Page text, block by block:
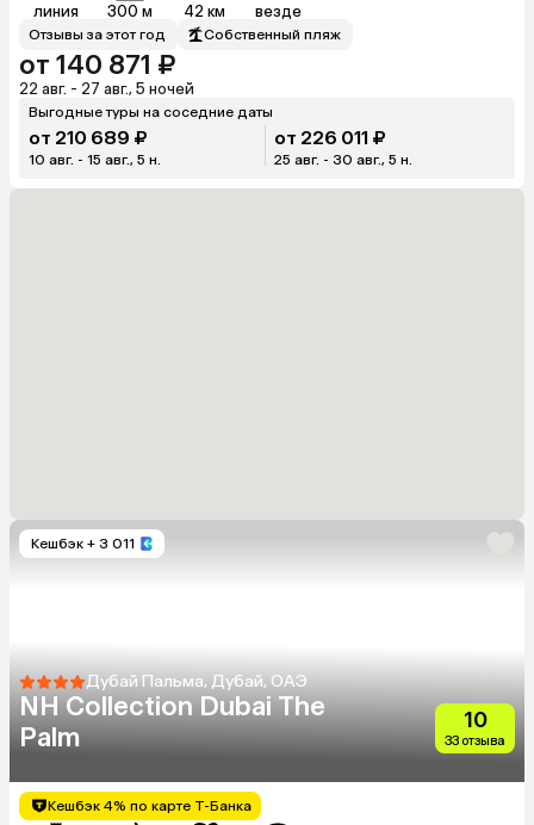
линия 300 м 42 км везде
Отзывы за этот год Собственный пляж
от 140 871 ₽
22 авг. - 27 авг., 5 ночей
Выгодные туры на соседние даты
от 210 689 ₽
10 авг. - 15 авг., 5 н.
от 226 011 ₽
25 авг. - 30 авг., 5 н.
Кешбэк + 3 011
Дубай Пальма, Дубай, ОАЭ
NH Collection Dubai The
Palm
10
33 отзыва
Кешбэк 4% по карте Т-Банка